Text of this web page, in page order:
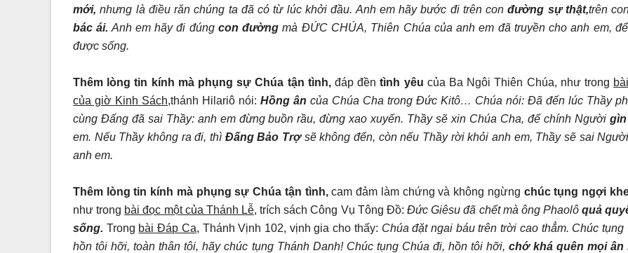
mới, nhưng là điều răn chúng ta đã có từ lúc khởi đầu. Anh em hãy bước đi trên conđường sự thật,trên
bác ái. Anh em hãy đi đúng con đường mà ĐỨC CHÚA, Thiên Chúa của anh em đã truyền cho anh em,
được sống.
Thêm lòng tin kính mà phụng sự Chúa tận tình,đáp đềntình yêu của Ba Ngôi Thiên Chúa, như trong
của giờ Kinh Sách,thánh Hilariô nói:Hồng ân của Chúa Cha trong Đức Kitô… Chúa nói: Đã đến lúc Thầy
cùng Đấng đã sai Thầy: anh em đừng buồn rầu, đừng xao xuyến. Thầy sẽ xin Chúa Cha, để chính Người
em. Nếu Thầy không ra đi, thì Đấng Bảo Trợsẽ không đến, còn nếu Thầy rời khỏi anh em, Thầy sẽ sai
anh em.
Thêm lòng tin kính mà phụng sự Chúa tận tình,cam đảm làm chứng và không ngừng chúc tụng ngợi
như trong bài đọc một của Thánh Lễ, trích sách Công Vụ Tông Đồ:Đức Giêsu đã chết mà ông Phaolôquả
sống. Trong bài Đáp Ca, Thánh Vịnh 102, vịnh gia cho thấy: Chúa đặt ngai báu trên trời cao thẳm. Chúc tụng
hồn tôi hỡi, toàn thân tôi, hãy chúc tụng Thánh Danh! Chúc tụng Chúa đi, hồn tôi hỡi,chớ khá quên mọi ân